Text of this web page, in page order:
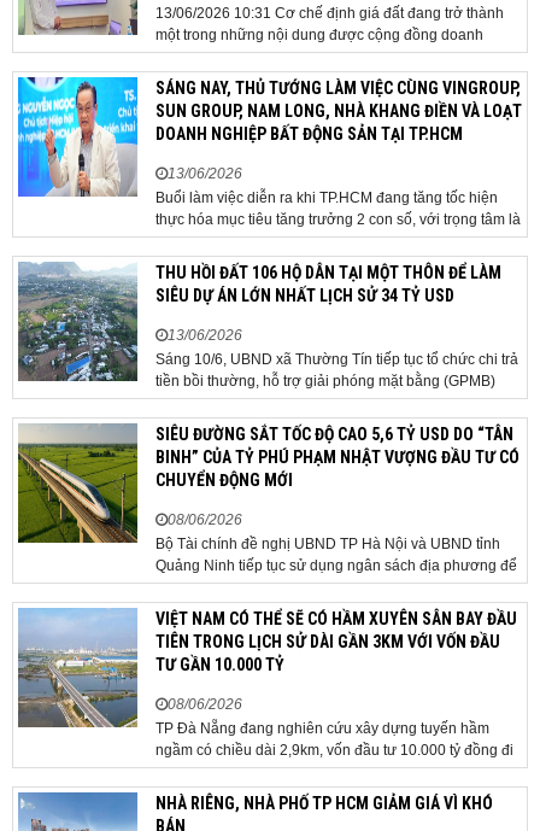
13/06/2026 10:31 Cơ chế định giá đất đang trở thành
một trong những nội dung được cộng đồng doanh
nghiệp, các chuyên gia và cơ quan quản lý đặc biệt
quan tâm khi tác động trực tiếp đến quá trình triển khai
dự án, thu hút đầu tư và sự phát triển ổn định của...
SÁNG NAY, THỦ TƯỚNG LÀM VIỆC CÙNG VINGROUP,
SUN GROUP, NAM LONG, NHÀ KHANG ĐIỀN VÀ LOẠT
DOANH NGHIỆP BẤT ĐỘNG SẢN TẠI TP.HCM
13/06/2026
Buổi làm việc diễn ra khi TP.HCM đang tăng tốc hiện
thực hóa mục tiêu tăng trưởng 2 con số, với trọng tâm là
giải ngân đầu tư công, hoàn thiện mô hình chính quyền
địa phương 2 cấp, phát triển nhà ở xã hội và xử lý các
vướng mắc về cơ chế, chính...
THU HỒI ĐẤT 106 HỘ DÂN TẠI MỘT THÔN ĐỂ LÀM
SIÊU DỰ ÁN LỚN NHẤT LỊCH SỬ 34 TỶ USD
13/06/2026
Sáng 10/6, UBND xã Thường Tín tiếp tục tổ chức chi trả
tiền bồi thường, hỗ trợ giải phóng mặt bằng (GPMB)
cho 106 hộ gia đình, cá nhân thuộc diện thu hồi đất để
thực hiện dự án Khu đô thị thể thao Quốc tế Hà Nội trên
địa bàn thôn Nhuệ Giang. Trong...
SIÊU ĐƯỜNG SẮT TỐC ĐỘ CAO 5,6 TỶ USD DO “TÂN
BINH” CỦA TỶ PHÚ PHẠM NHẬT VƯỢNG ĐẦU TƯ CÓ
CHUYỂN ĐỘNG MỚI
08/06/2026
Bộ Tài chính đề nghị UBND TP Hà Nội và UBND tỉnh
Quảng Ninh tiếp tục sử dụng ngân sách địa phương để
thực hiện công tác giải phóng mặt bằng đối với phần
tuyến đi qua địa bàn hai địa phương, bảo đảm tiến độ
triển khai. Bộ Tài chính vừa có công văn...
VIỆT NAM CÓ THỂ SẼ CÓ HẦM XUYÊN SÂN BAY ĐẦU
TIÊN TRONG LỊCH SỬ DÀI GẦN 3KM VỚI VỐN ĐẦU
TƯ GẦN 10.000 TỶ
08/06/2026
TP Đà Nẵng đang nghiên cứu xây dựng tuyến hầm
ngầm có chiều dài 2,9km, vốn đầu tư 10.000 tỷ đồng đi
qua sân bay quốc tế. TP Đà Nẵng đang nghiên cứu một
phương án hạ tầng mang tính đột phá khi đề xuất xây
dựng tuyến hầm ngầm xuyên qua khu vực sân...
NHÀ RIÊNG, NHÀ PHỐ TP HCM GIẢM GIÁ VÌ KHÓ
BÁN